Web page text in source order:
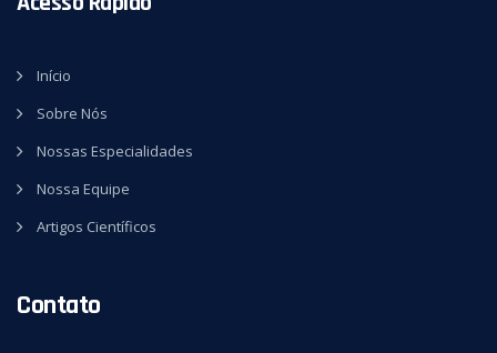
Início
Sobre Nós
Nossas Especialidades
Nossa Equipe
Artigos Científicos
Contato